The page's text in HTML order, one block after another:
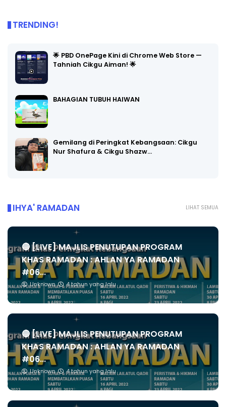
TRENDING!
🌟 PBD OnePage Kini di Chrome Web Store —
Tahniah Cikgu Aiman! 🌟
BAHAGIAN TUBUH HAIWAN
Gemilang di Peringkat Kebangsaan: Cikgu
Nur Shafura & Cikgu Shazw…
LIHAT SEMUA
IHYA' RAMADAN
🔴 [LIVE] MAJLIS PENUTUPAN PROGRAM
KHAS RAMADAN : AHLAN YA RAMADAN
#06...
Unknown 4 tahun yang lalu
🔴 [LIVE] MAJLIS PENUTUPAN PROGRAM
KHAS RAMADAN : AHLAN YA RAMADAN
#06...
Unknown 4 tahun yang lalu